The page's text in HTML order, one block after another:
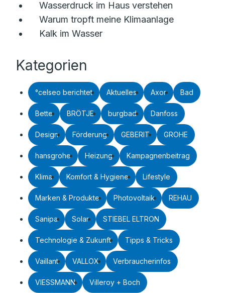
Wasserdruck im Haus verstehen
Warum tropft meine Klimaanlage
Kalk im Wasser
Kategorien
°celseo berichtet Aktuelles Axor Bad
Bette BRÖTJE burgbad Danfoss
Design Förderung GEBERIT GROHE
hansgrohe Heizung Kampagnenbeitrag
Klima Komfort & Hygiene Lifestyle
Marken & Produkte Photovoltaik REHAU
Sanipa Solar STIEBEL ELTRON
Technologie & Zukunft Tipps & Tricks
Vaillant VALLOX Verbraucherinfos
VIESSMANN Villeroy + Boch